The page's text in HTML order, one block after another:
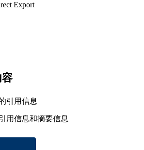
Export
引用信息
用信息和摘要信息